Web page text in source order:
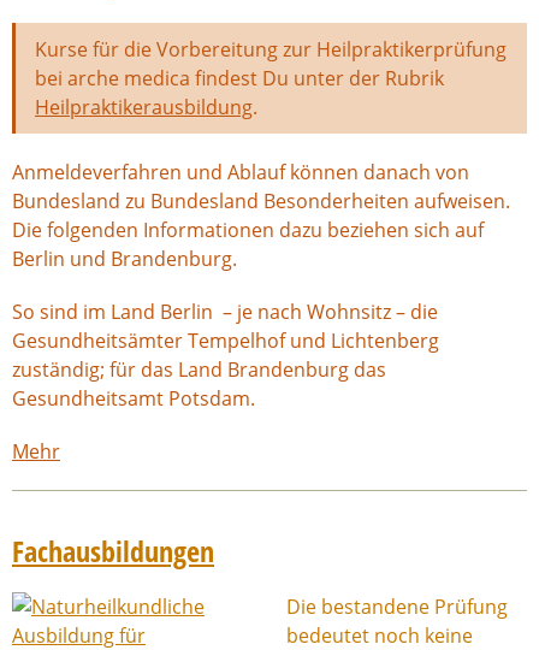
Kurse für die Vorbereitung zur Heilpraktikerprüfung
bei arche medica findest Du unter der Rubrik
Heilpraktikerausbildung.
Anmeldeverfahren und Ablauf können danach von
Bundesland zu Bundesland Besonderheiten aufweisen.
Die folgenden Informationen dazu beziehen sich auf
Berlin und Brandenburg.
So sind im Land Berlin – je nach Wohnsitz – die
Gesundheitsämter Tempelhof und Lichtenberg
zuständig; für das Land Brandenburg das
Gesundheitsamt Potsdam.
Mehr
Fachausbildungen
Die bestandene Prüfung
bedeutet noch keine